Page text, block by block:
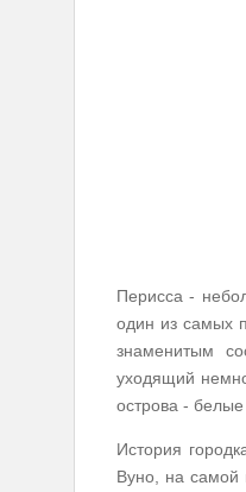
Перисса -
один из самых
знаменитым
уходящий
острова - белые
История
Вуно, на самой